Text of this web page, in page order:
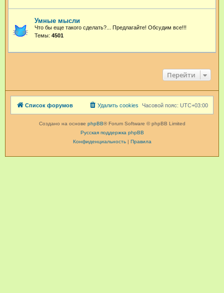
Умные мысли
Что бы еще такого сделать?... Предлагайте! Обсудим все!!!
Темы: 4501
Перейти
Список форумов Часовой пояс: UTC+03:00
Удалить cookies
Создано на основе phpBB® Forum Software © phpBB Limited
Русская поддержка phpBB
Конфиденциальность| Правила